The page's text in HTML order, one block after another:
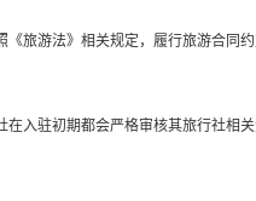
旅游法》相关规定，履行旅游合同约
入驻初期都会严格审核其旅行社相